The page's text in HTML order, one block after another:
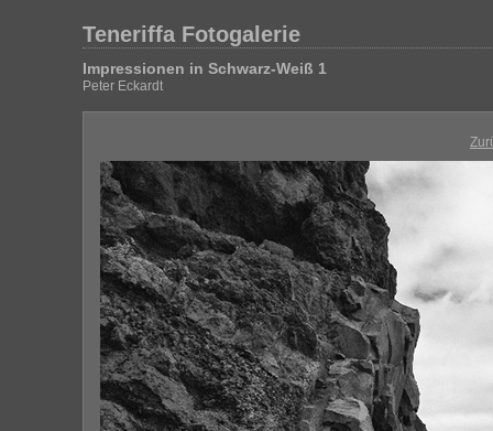
Teneriffa Fotogalerie
Impressionen in Schwarz-Weiß 1
Peter Eckardt